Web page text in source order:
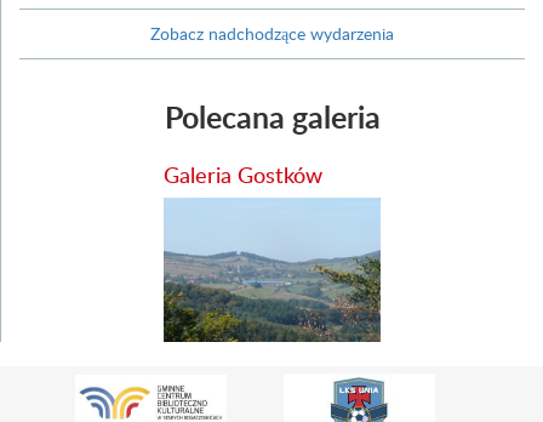
Zobacz nadchodzące wydarzenia
Polecana galeria
Galeria Gostków